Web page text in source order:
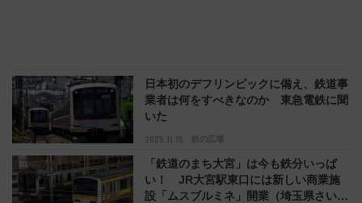
2025.11.15 鉄の広場
日本初のデフリンピックに備え、鉄道事
業者は何をすべきなのか 東急電鉄に聞
いた
「鉄道のまち大宮」は今も鉄分いっぱ
い！ JR大宮駅東口には新しい商業施
設「ムスブルミネ」開業（埼玉県さいた